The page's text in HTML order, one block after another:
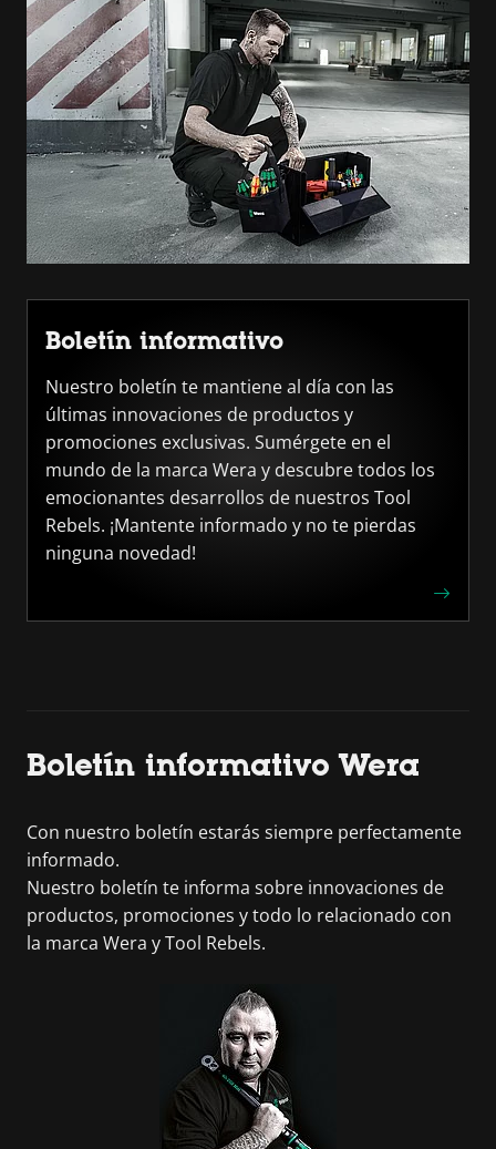
Boletín informativo
Nuestro boletín te mantiene al día con las
últimas innovaciones de productos y
promociones exclusivas. Sumérgete en el
mundo de la marca Wera y descubre todos los
emocionantes desarrollos de nuestros Tool
Rebels. ¡Mantente informado y no te pierdas
ninguna novedad!
Boletín informativo Wera
Con nuestro boletín estarás siempre perfectamente
informado.
Nuestro boletín te informa sobre innovaciones de
productos, promociones y todo lo relacionado con
la marca Wera y Tool Rebels.